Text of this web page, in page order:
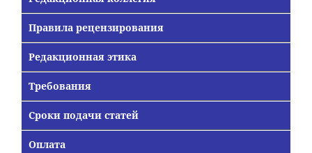
Правила рецензирования
Редакционная этика
Требования
Сроки подачи статей
Оплата